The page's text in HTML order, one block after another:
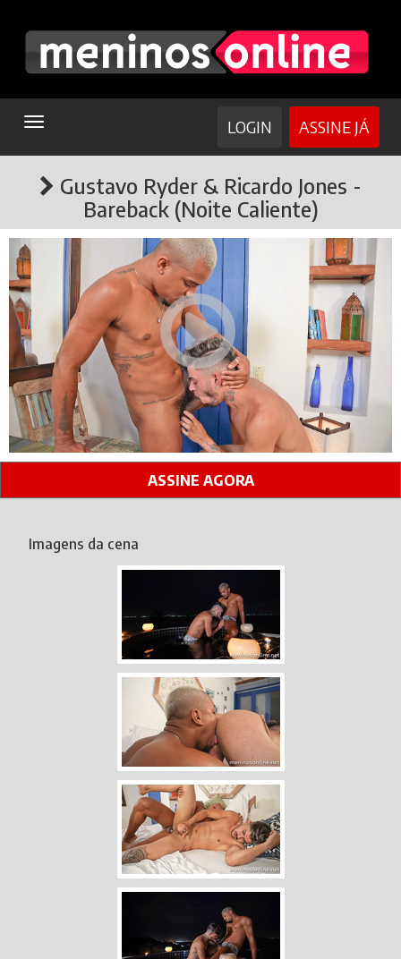
TOGGLE
ASSINE JÁ
LOGIN
Gustavo Ryder & Ricardo Jones -
Bareback (Noite Caliente)
ASSINE AGORA
Imagens da cena